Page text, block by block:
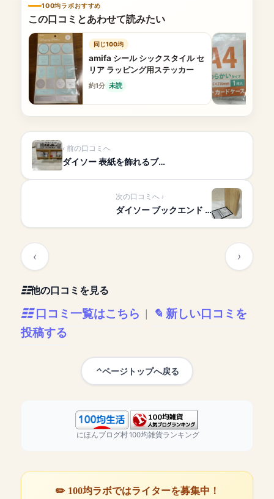
100均ラボおすすめ
この口コミとあわせて読みたい
同じ100均
amifa シール シックスタイル セ
リア ラッピング用ステッカー
約1分 未読
前の口コミへ
ダイソー 表紙を飾れるブ…
次の口コミへ
ダイソー ブックエンド …
他の口コミを見る
口コミ一覧はこちら
新しい口コミを
投稿する
ページトップへ戻る
にほんブログ村100均雑貨ランキング
✏️ 100均ラボではライターを募集中！